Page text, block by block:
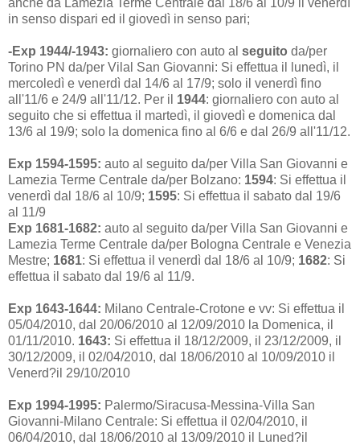
in senso dispari ed il giovedì in senso pari;
-Exp 1944/-1943: giornaliero con auto al seguito da/per
Torino PN da/per Vilal San Giovanni: Si effettua il lunedì, il
mercoledì e venerdì dal 14/6 al 17/9; solo il venerdì fino
all'11/6 e 24/9 all'11/12. Per il 1944: giornaliero con auto al
seguito che si effettua il martedì, il giovedì e domenica dal
13/6 al 19/9; solo la domenica fino al 6/6 e dal 26/9 all'11/12.
Exp 1594-1595: auto al seguito da/per Villa San Giovanni e
Lamezia Terme Centrale da/per Bolzano: 1594: Si effettua il
venerdì dal 18/6 al 10/9; 1595: Si effettua il sabato dal 19/6
al 11/9
Exp 1681-1682: auto al seguito da/per Villa San Giovanni e
Lamezia Terme Centrale da/per Bologna Centrale e Venezia
Mestre; 1681: Si effettua il venerdì dal 18/6 al 10/9; 1682: Si
effettua il sabato dal 19/6 al 11/9.
Exp 1643-1644: Milano Centrale-Crotone e vv: Si effettua il
05/04/2010, dal 20/06/2010 al 12/09/2010 la Domenica, il
01/11/2010. 1643: Si effettua il 18/12/2009, il 23/12/2009, il
30/12/2009, il 02/04/2010, dal 18/06/2010 al 10/09/2010 il
Venerd?il 29/10/2010
Exp 1994-1995: Palermo/Siracusa-Messina-Villa San
Giovanni-Milano Centrale: Si effettua il 02/04/2010, il
06/04/2010, dal 18/06/2010 al 13/09/2010 il Luned?il